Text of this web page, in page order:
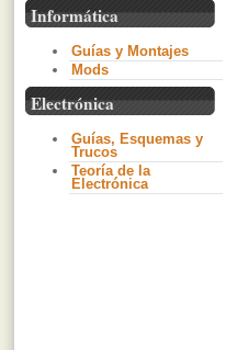
Informática
Guías y Montajes
Mods
Electrónica
Guías, Esquemas y
Trucos
Teoría de la
Electrónica